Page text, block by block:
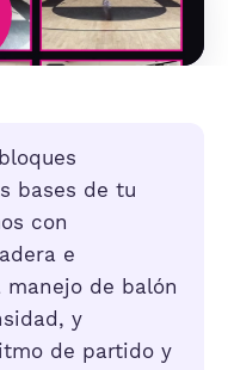
bases de tu
con
e
de balón
y
de partido y